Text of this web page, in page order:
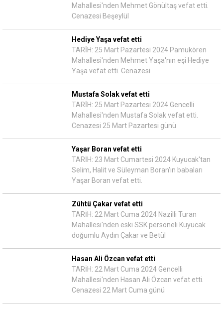
Mahallesi'nden Mehmet Gönültaş vefat etti.
Cenazesi Beşeylül
Hediye Yaşa vefat etti
TARİH: 25 Mart Pazartesi 2024 Pamukören
Mahallesi'nden Mehmet Yaşa'nın eşi Hediye
Yaşa vefat etti. Cenazesi
Mustafa Solak vefat etti
TARİH: 25 Mart Pazartesi 2024 Gencelli
Mahallesi'nden Mustafa Solak vefat etti.
Cenazesi 25 Mart Pazartesi günü
Yaşar Boran vefat etti
TARİH: 23 Mart Cumartesi 2024 Kuyucak'tan
Selim, Halit ve Süleyman Boran'ın babaları
Yaşar Boran vefat etti.
Zühtü Çakar vefat etti
TARİH: 22 Mart Cuma 2024 Nazilli Turan
Mahallesi'nden eski SSK personeli Kuyucak
doğumlu Aydın Çakar ve Betül
Hasan Ali Özcan vefat etti
TARİH: 22 Mart Cuma 2024 Gencelli
Mahallesi'nden Hasan Ali Özcan vefat etti.
Cenazesi 22 Mart Cuma günü